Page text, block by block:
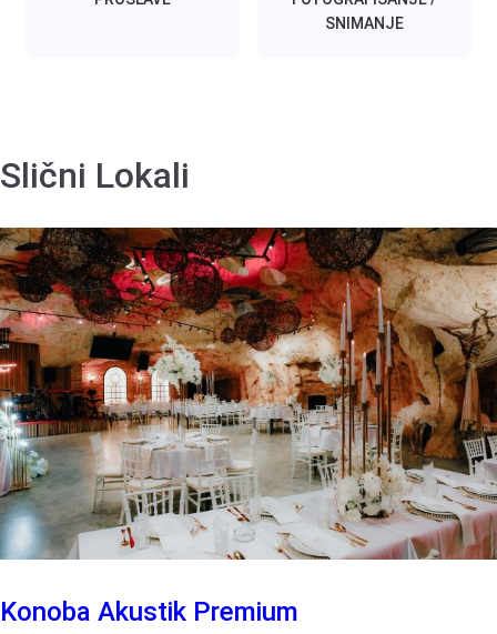
SNIMANJE
Slični Lokali
Konoba Akustik Premium